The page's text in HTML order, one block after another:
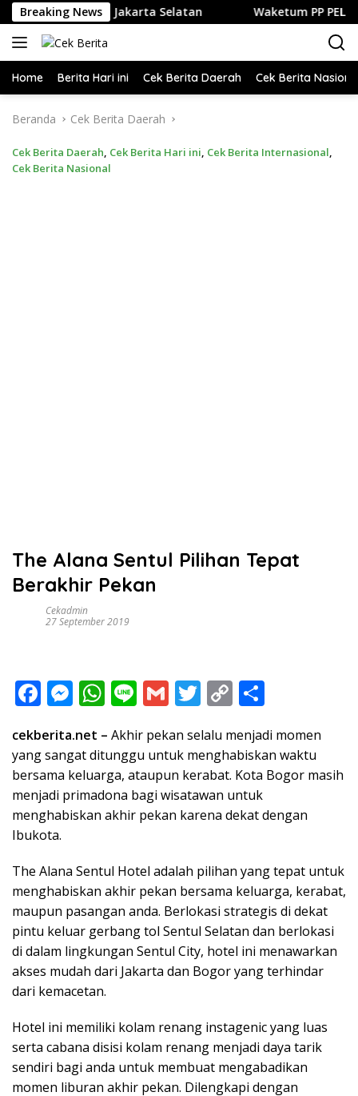
Langsung
ke
konten
Breaking News
Kuliner di Jakarta Selatan Waketum PP PELTI
Home Berita Hari ini Cek Berita Daerah Cek Berita
Beranda Cek Berita Daerah
Cek Berita Daerah, Cek Berita Hari ini, Cek Berita Internasional,
Cek Berita Nasional
The Alana Sentul Pilihan Tepat
Berakhir Pekan
Cekadmin
27 September 2019
F
e
b
o
o
k
M
ss
e
n
g
W
at
s
A
p
Li
e
G
ai
l
T
itt
er
C
p
y
Li
n
ar
e
cekberita.net – Akhir pekan selalu menjadi momen
yang sangat ditunggu untuk menghabiskan waktu
bersama keluarga, ataupun kerabat. Kota Bogor masih
menjadi primadona bagi wisatawan untuk
menghabiskan akhir pekan karena dekat dengan
Ibukota.
The Alana Sentul Hotel adalah pilihan yang tepat untuk
menghabiskan akhir pekan bersama keluarga, kerabat,
maupun pasangan anda. Berlokasi strategis di dekat
pintu keluar gerbang tol Sentul Selatan dan berlokasi
di dalam lingkungan Sentul City, hotel ini menawarkan
akses mudah dari Jakarta dan Bogor yang terhindar
dari kemacetan.
Hotel ini memiliki kolam renang instagenic yang luas
serta cabana disisi kolam renang menjadi daya tarik
sendiri bagi anda untuk membuat mengabadikan
momen liburan akhir pekan. Dilengkapi dengan